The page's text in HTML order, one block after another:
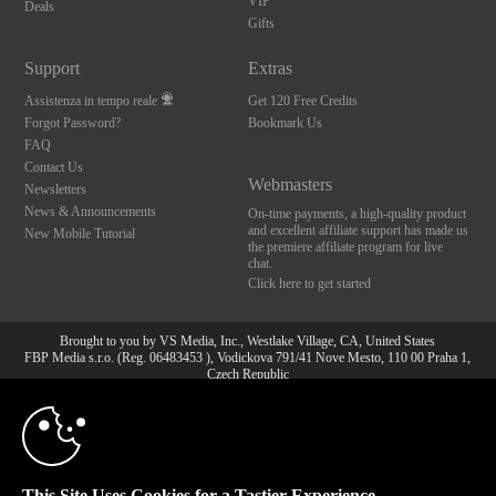
Deals
Gifts
Support
Assistenza in tempo reale
Forgot Password?
FAQ
Contact Us
Newsletters
News & Announcements
New Mobile Tutorial
Extras
Get 120 Free Credits
Bookmark Us
Webmasters
On-time payments, a high-quality product
and excellent affiliate support has made us
the premiere affiliate program for live
chat.
Click here to get started
Brought to you by VS Media, Inc., Westlake Village, CA, United States
FBP Media s.r.o. (Reg. 06483453 ), Vodickova 791/41 Nove Mesto, 110 00 Praha 1,
Czech Republic
All persons depicted herein were at least 18 years of age at the time of photography:
18 U.S.C. 2257 Dichiarazione di conformità ai requisiti di